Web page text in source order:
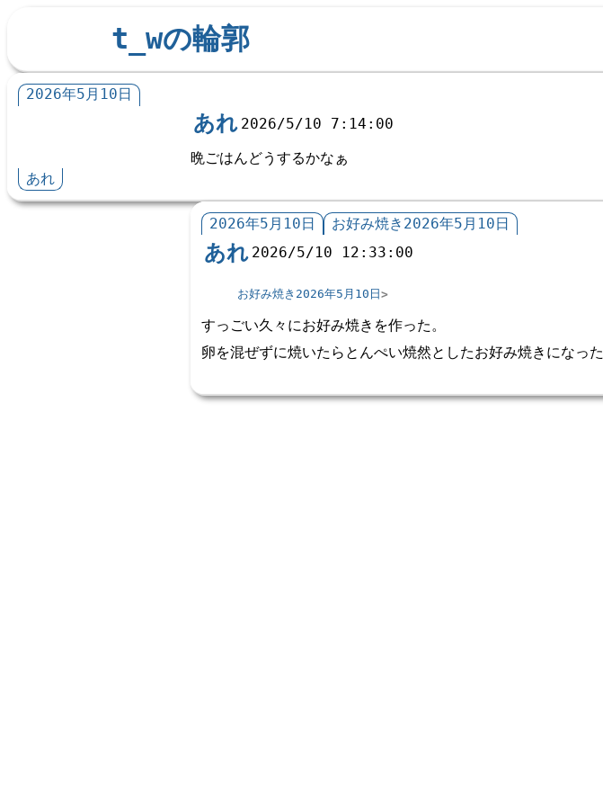
t_wの輪郭
2026年5月10日
あれ 2026/5/10 7:14:00
晩ごはんどうするかなぁ
あれ
2026年5月10日 お好み焼き2026年5月10日
あれ 2026/5/10 12:33:00
お好み焼き2026年5月10日
すっごい久々にお好み焼きを作った。
卵を混ぜずに焼いたらとんぺい焼然としたお好み焼きになった